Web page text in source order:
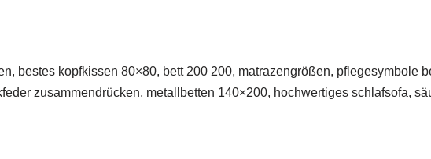
bestes kopfkissen 80×80, bett 200 200, matrazengrößen, pflegesymbole
zusammendrücken, metallbetten 140×200, hochwertiges schlafsofa,